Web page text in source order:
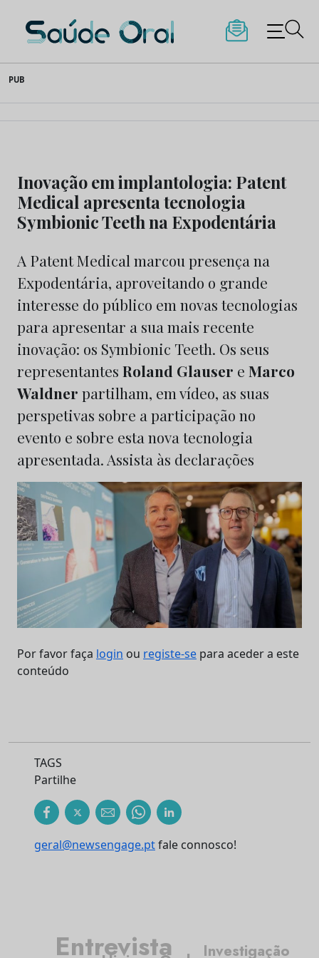
to
content
Saúde Oral
PUB
Inovação em implantologia: Patent
Medical apresenta tecnologia
Symbionic Teeth na Expodentária
A Patent Medical marcou presença na
Expodentária, aproveitando o grande
interesse do público em novas tecnologias
para apresentar a sua mais recente
inovação: os Symbionic Teeth. Os seus
representantes Roland Glauser e Marco
Waldner partilham, em vídeo, as suas
perspetivas sobre a participação no
evento e sobre esta nova tecnologia
apresentada. Assista às declarações
Por favor faça login ou registe-se para aceder a este
conteúdo
TAGS
Partilhe
geral@newsengage.ptfale connosco!
Entrevista Investigação